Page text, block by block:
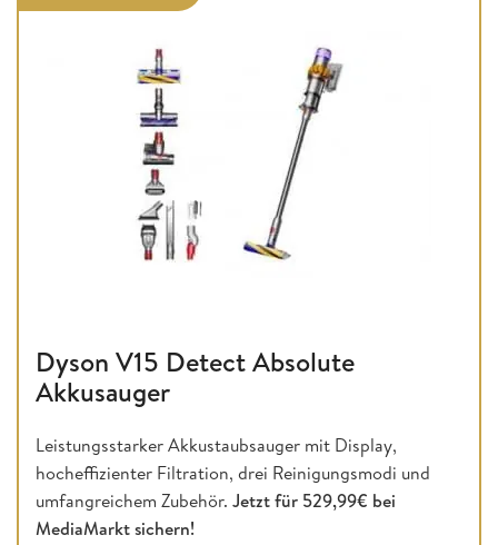
Dyson V15 Detect Absolute
Akkusauger
Leistungsstarker Akkustaubsauger mit Display,
hocheffizienter Filtration, drei Reinigungsmodi und
umfangreichem Zubehör. Jetzt für 529,99€ bei
MediaMarkt sichern!